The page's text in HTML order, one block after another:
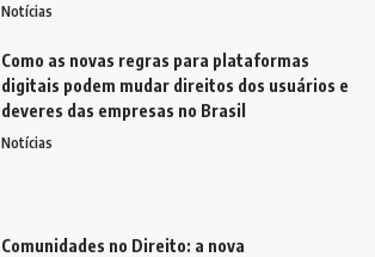
Notícias
Como as novas regras para plataformas
digitais podem mudar direitos dos usuários e
deveres das empresas no Brasil
Notícias
Comunidades no Direito: a nova